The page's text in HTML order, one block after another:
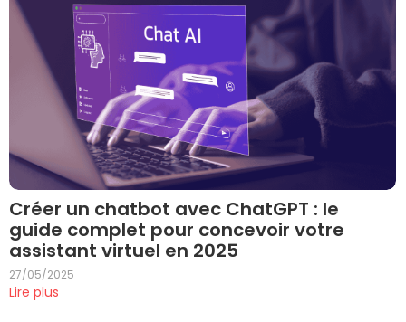
Créer un chatbot avec ChatGPT : le
guide complet pour concevoir votre
assistant virtuel en 2025
27/05/2025
Lire plus